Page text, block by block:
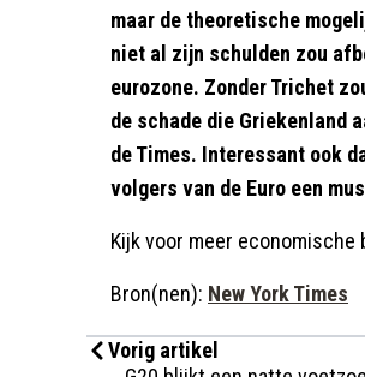
maar de theoretische
niet al zijn schulden zou
eurozone. Zonder Trichet
de schade die Griekenland
de Times. Interessant ook
volgers van de Euro een
Kijk voor meer economische
Bron(nen): New York Times
Vorig artikel